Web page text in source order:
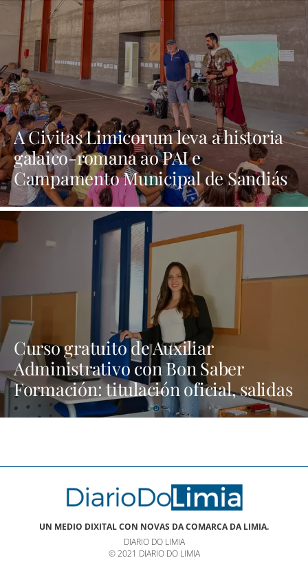
A Civitas Limicorum leva a historia
galaico-romana ao PAI e
Campamento Municipal de Sandiás
| NOTICIAS XINZO
Curso gratuito de Auxiliar
Administrativo con Bon Saber
Formación: titulación oficial, salidas
laborales y transporte gratis |
UN MEDIO DIXITAL CON NOVAS DA COMARCA DA LIMIA.
DIARIO DO LIMIA
© 2021 DIARIO DO LIMIA